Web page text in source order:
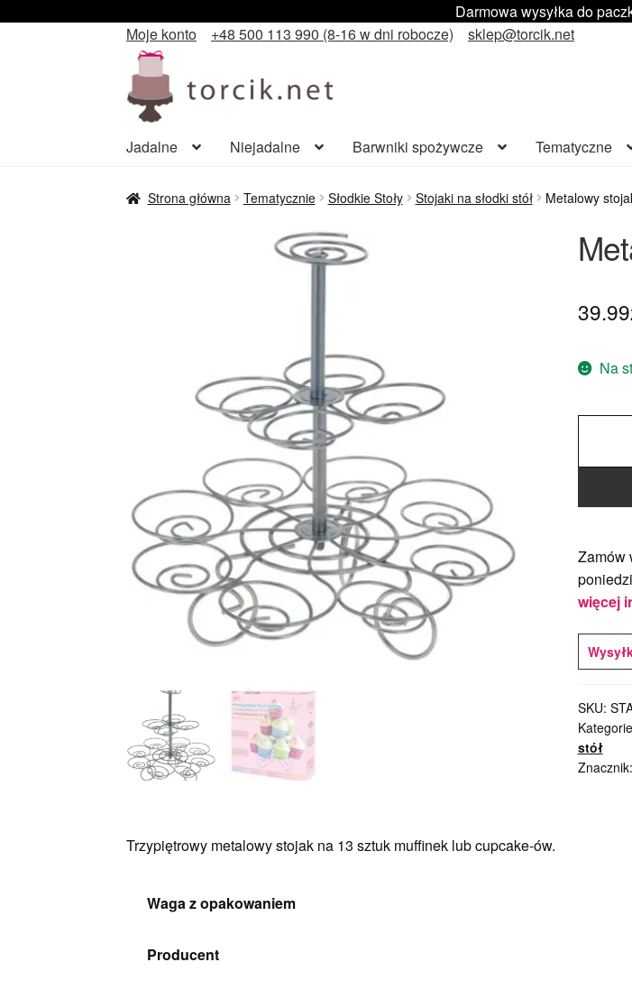
Darmowa wysyłka do
Moje konto
+48 500 113 990 (8-16 w dni robocze) sklep@torcik.net
Przejdź
do
nawigacji
Przejdź
do
treści
Jadalne Niejadalne Barwniki spożywcze Tematyczne
Strona główna Tematycznie Słodkie Stoły Stojaki na słodki stół Metalowy
39.99
Na
ilość
Zamów
więcej
SKU:
stół
Znacznik:
Trzypiętrowy metalowy stojak na 13 sztuk muffinek lub cupcake-ów.
Waga z opakowaniem
Producent